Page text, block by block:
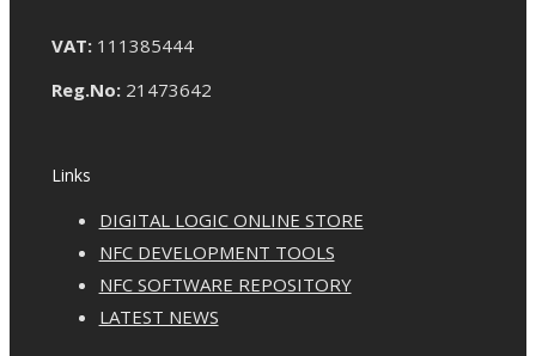
VAT:111385444
Reg.No:21473642
Links
DIGITAL LOGIC ONLINE STORE
NFC DEVELOPMENT TOOLS
NFC SOFTWARE REPOSITORY
LATEST NEWS